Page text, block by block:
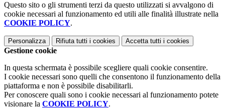
Questo sito o gli strumenti terzi da questo utilizzati si avvalgono di
cookie necessari al funzionamento ed utili alle finalità illustrate nella
COOKIE POLICY.
Personalizza Rifiuta tutti i cookies Accetta tutti i cookies
Gestione cookie
In questa schermata è possibile scegliere quali cookie consentire.
I cookie necessari sono quelli che consentono il funzionamento della
piattaforma e non è possibile disabilitarli.
Per conoscere quali sono i cookie necessari al funzionamento potete
visionare la COOKIE POLICY.